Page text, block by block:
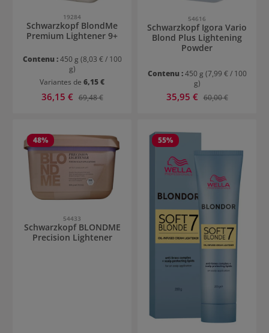
19284
Schwarzkopf BlondMe
Premium Lightener 9+
Contenu :450 g (8,03 € / 100
g)
Variantes de 6,15 €
Prix de vente :
36,15 € Prix régulier :
69,48 €
54616
Schwarzkopf Igora Vario
Blond Plus Lightening
Powder
Contenu :450 g (7,99 € / 100
g)
Prix de vente :
35,95 € Prix régulier :
60,00 €
48%
54433
Schwarzkopf BLONDME
Precision Lightener
55%